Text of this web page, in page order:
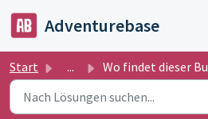
Adventurebase
Start ... Wo findet dieser Bungy Absprung statt?